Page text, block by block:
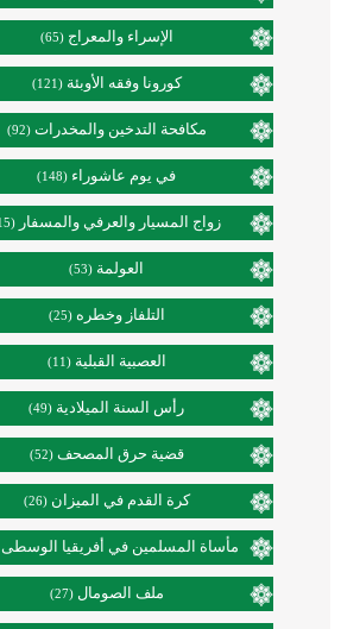
الإسراء والمعراج (65)
كورونا وفقه الأوبئة (121)
مكافحة التدخين والمخدرات (92)
في يوم عاشوراء (148)
زواج المسيار والعرفي والمسفار (15)
العولمة (53)
التلفاز وخطره (25)
العصبية القبلية (11)
رأس السنة الميلادية (49)
قضية حرق المصحف (52)
كرة القدم في الميزان (26)
مأساة المسلمين في أفريقيا الوسطى
ملف الصومال (27)